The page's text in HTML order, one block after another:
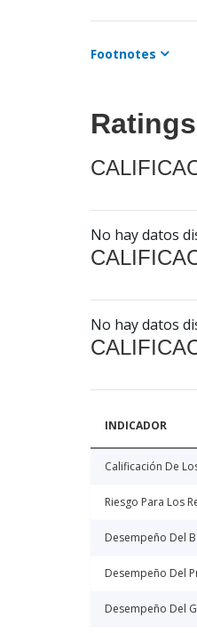
Footnotes
Ratings
No hay datos
No hay datos
INDICADOR
Calificación De
Riesgo Para Los
Desempeño Del
Desempeño Del
Desempeño Del